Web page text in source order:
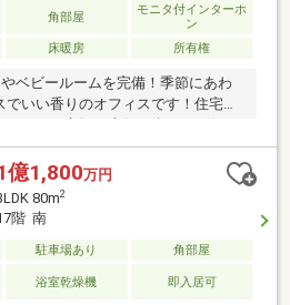
し可■宅配ボックス■コンシェルジュ
災備蓄倉庫有り■22階 オーナーラ
角部屋
モニタ付インターホ
ン
床暖房 所有権
ベビールームを完備！季節にあわ
いい香りのオフィスです！住宅ロ
す！！■独自のFP相談【未来カレン
資金計画は未来を見据えて立てなけ
然とした不安や悩みを『見える
来へのスタートを切りましょう。■
ターサポート【TOHO HOUSE
のご購入はゴールではなくスタート
まい』と『暮らし』の安心と安全
全て無料で提供しています。詳細は
億1,800万円
80m2
階 南
駐車場あり
角部屋
浴室乾燥機 即入居可